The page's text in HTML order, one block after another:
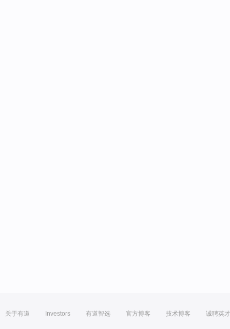
关于有道 Investors 有道智选 官方博客 技术博客 诚聘英才